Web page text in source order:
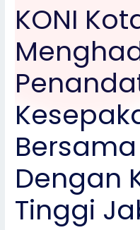
KONI
Dengan
Tinggi
Depok
Menghadiri
Penandatanganan
Kesepakatan
KONI
Dengan
Tinggi
Jabar